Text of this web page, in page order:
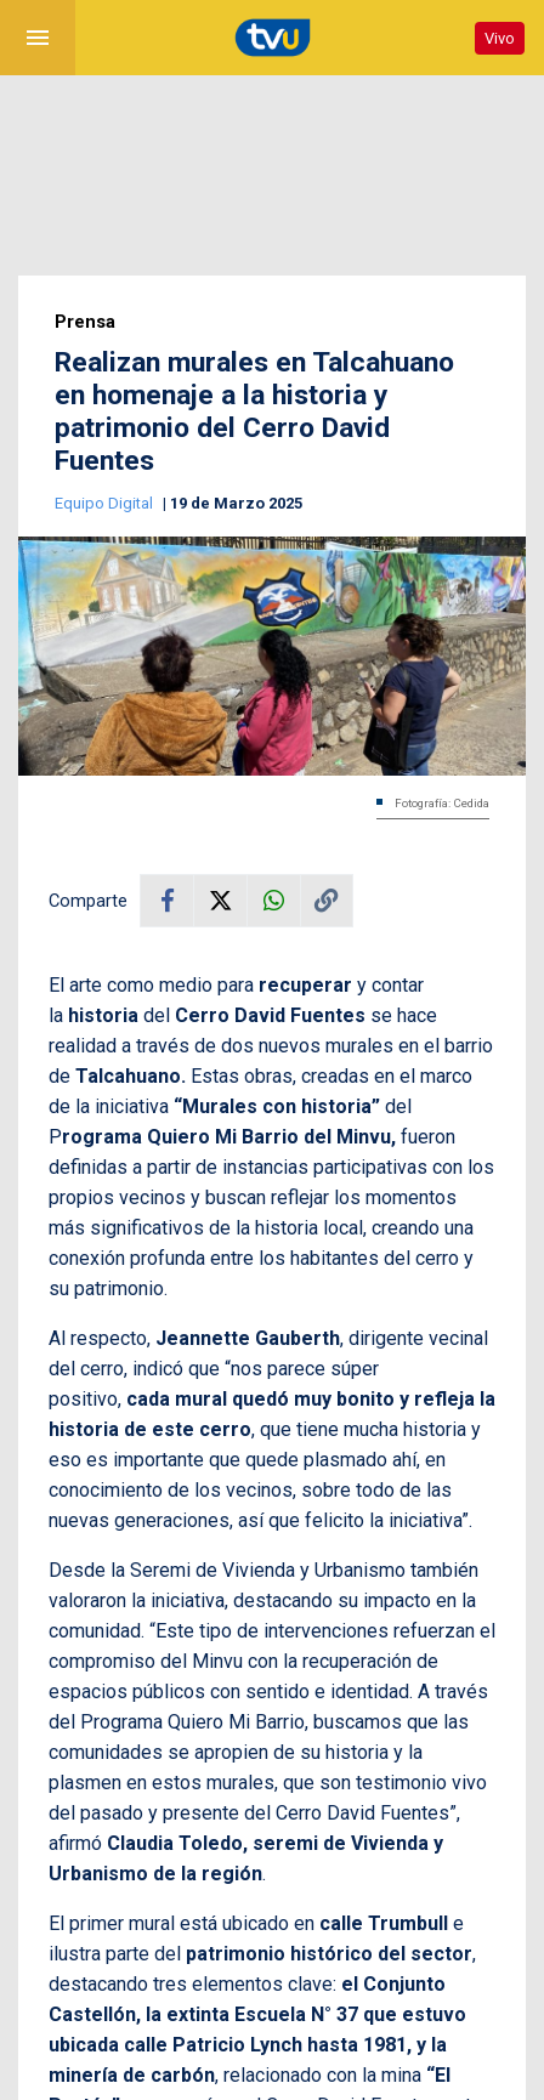
menu Vivo
Prensa
Realizan murales en Talcahuano
en homenaje a la historia y
patrimonio del Cerro David
Fuentes
Equipo Digital 19 de Marzo 2025
Fotografía: Cedida
Comparte
El arte como medio para recuperar y contar
la historia del Cerro David Fuentes se hace
realidad a través de dos nuevos murales en el barrio
de Talcahuano. Estas obras, creadas en el marco
de la iniciativa “Murales con historia” del
Programa Quiero Mi Barrio del Minvu, fueron
definidas a partir de instancias participativas con los
propios vecinos y buscan reflejar los momentos
más significativos de la historia local, creando una
conexión profunda entre los habitantes del cerro y
su patrimonio.
Al respecto, Jeannette Gauberth, dirigente vecinal
del cerro, indicó que “nos parece súper
positivo, cada mural quedó muy bonito y refleja la
historia de este cerro, que tiene mucha historia y
eso es importante que quede plasmado ahí, en
conocimiento de los vecinos, sobre todo de las
nuevas generaciones, así que felicito la iniciativa”.
Desde la Seremi de Vivienda y Urbanismo también
valoraron la iniciativa, destacando su impacto en la
comunidad. “Este tipo de intervenciones refuerzan el
compromiso del Minvu con la recuperación de
espacios públicos con sentido e identidad. A través
del Programa Quiero Mi Barrio, buscamos que las
comunidades se apropien de su historia y la
plasmen en estos murales, que son testimonio vivo
del pasado y presente del Cerro David Fuentes”,
afirmó Claudia Toledo, seremi de Vivienda y
Urbanismo de la región.
El primer mural está ubicado en calle Trumbull e
ilustra parte del patrimonio histórico del sector,
destacando tres elementos clave: el Conjunto
Castellón, la extinta Escuela N° 37 que estuvo
ubicada calle Patricio Lynch hasta 1981, y la
minería de carbón, relacionado con la mina “El